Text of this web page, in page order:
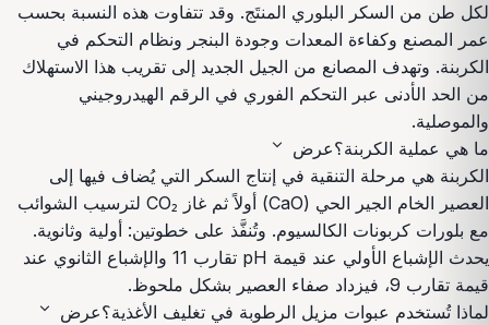
لكل طن من السكر البلوري المنتَج. وقد تتفاوت هذه النسبة بحسب
عمر المصنع وكفاءة المعدات وجودة البنجر ونظام التحكم في
الكربنة. وتهدف المصانع من الجيل الجديد إلى تقريب هذا الاستهلاك
من الحد الأدنى عبر التحكم الفوري في الرقم الهيدروجيني
والموصلية.
ما هي عملية الكربنة؟عرض expand_more
الكربنة هي مرحلة التنقية في إنتاج السكر التي يُضاف فيها إلى
العصير الخام الجير الحي (CaO) أولاً ثم غاز CO₂ لترسيب الشوائب
مع بلورات كربونات الكالسيوم. وتُنفَّذ على خطوتين: أولية وثانوية.
يحدث الإشباع الأولي عند قيمة pH تقارب 11 والإشباع الثانوي عند
قيمة تقارب 9، فيزداد صفاء العصير بشكل ملحوظ.
لماذا تُستخدم عبوات مزيل الرطوبة في تغليف الأغذية؟عرض expand_more